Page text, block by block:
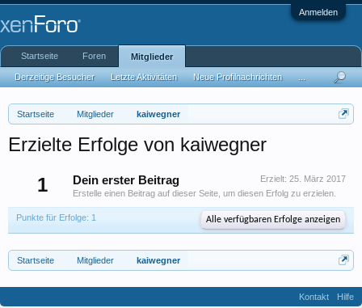
Anmelden
Startseite Mitglieder kaiwegner
Erzielte Erfolge von kaiwegner
1
Erzielt: 25. März 2017
Dein erster Beitrag
Erstelle einen Beitrag auf dieser Seite, um diesen Erfolg zu erzielen.
Punkte für Erfolge: 1 Alle verfügbaren Erfolge anzeigen
Startseite Mitglieder kaiwegner
Startseite Foren Mitglieder
Derzeitige Besucher Letzte Aktivitäten Neue Profilnachrichten
Kontakt
Hilfe